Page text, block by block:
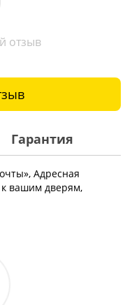
отзыв
Гарантия
Адресная
к вашим дверям,